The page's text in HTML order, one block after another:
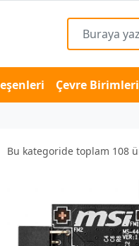
Çevre Birimleri
Bu kategoride toplam 108